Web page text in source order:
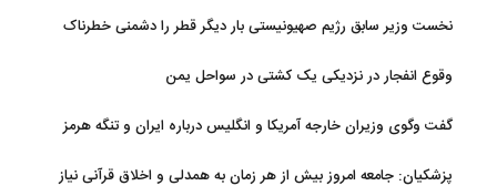
نخست وزیر سابق رژیم صهیونیستی بار دیگر قطر را دشمنی خطرناک
وقوع انفجار در نزدیکی یک کشتی در سواحل یمن
گفت وگوی وزیران خارجه آمریکا و انگلیس درباره ایران و تنگه هرمز
پزشکیان: جامعه امروز بیش از هر زمان به همدلی و اخلاق قرآنی نیاز